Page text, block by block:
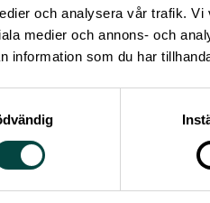
och analysera vår trafik. Vi
medier och annons- och
information som du har
Vetenskap &
2019
Publicerad:
Antal sidor:34